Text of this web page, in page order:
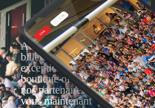
Actualités, nouveautés,
billetterie, remises
exceptionnelles dans la
boutique officielles & chez
nos partenaires… Inscrivez-
vous maintenant